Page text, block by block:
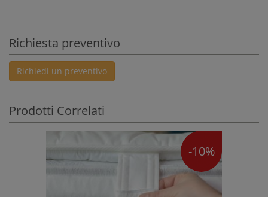
Richiesta preventivo
Richiedi un preventivo
Prodotti Correlati
-10%